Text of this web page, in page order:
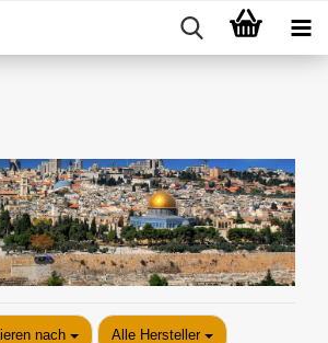
nach
nach Alle Hersteller